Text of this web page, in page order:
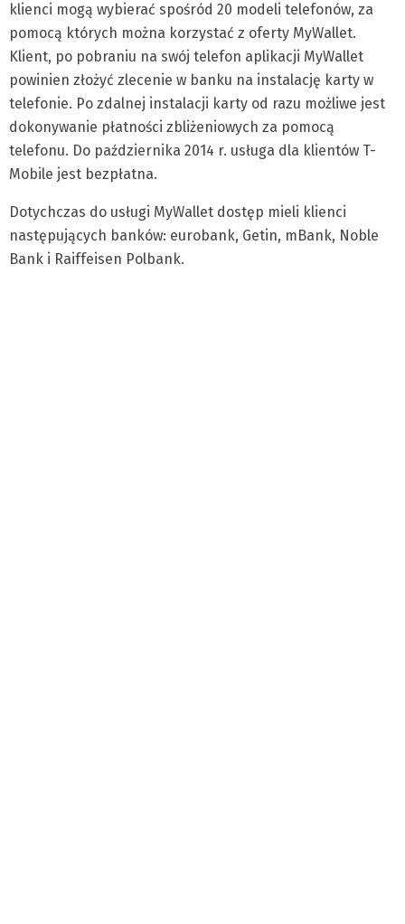
klienci mogą wybierać spośród 20 modeli telefonów, za
pomocą których można korzystać z oferty MyWallet.
Klient, po pobraniu na swój telefon aplikacji MyWallet
powinien złożyć zlecenie w banku na instalację karty w
telefonie. Po zdalnej instalacji karty od razu możliwe jest
dokonywanie płatności zbliżeniowych za pomocą
telefonu. Do października 2014 r. usługa dla klientów T-
Mobile jest bezpłatna.
Dotychczas do usługi MyWallet dostęp mieli klienci
następujących banków: eurobank, Getin, mBank, Noble
Bank i Raiffeisen Polbank.